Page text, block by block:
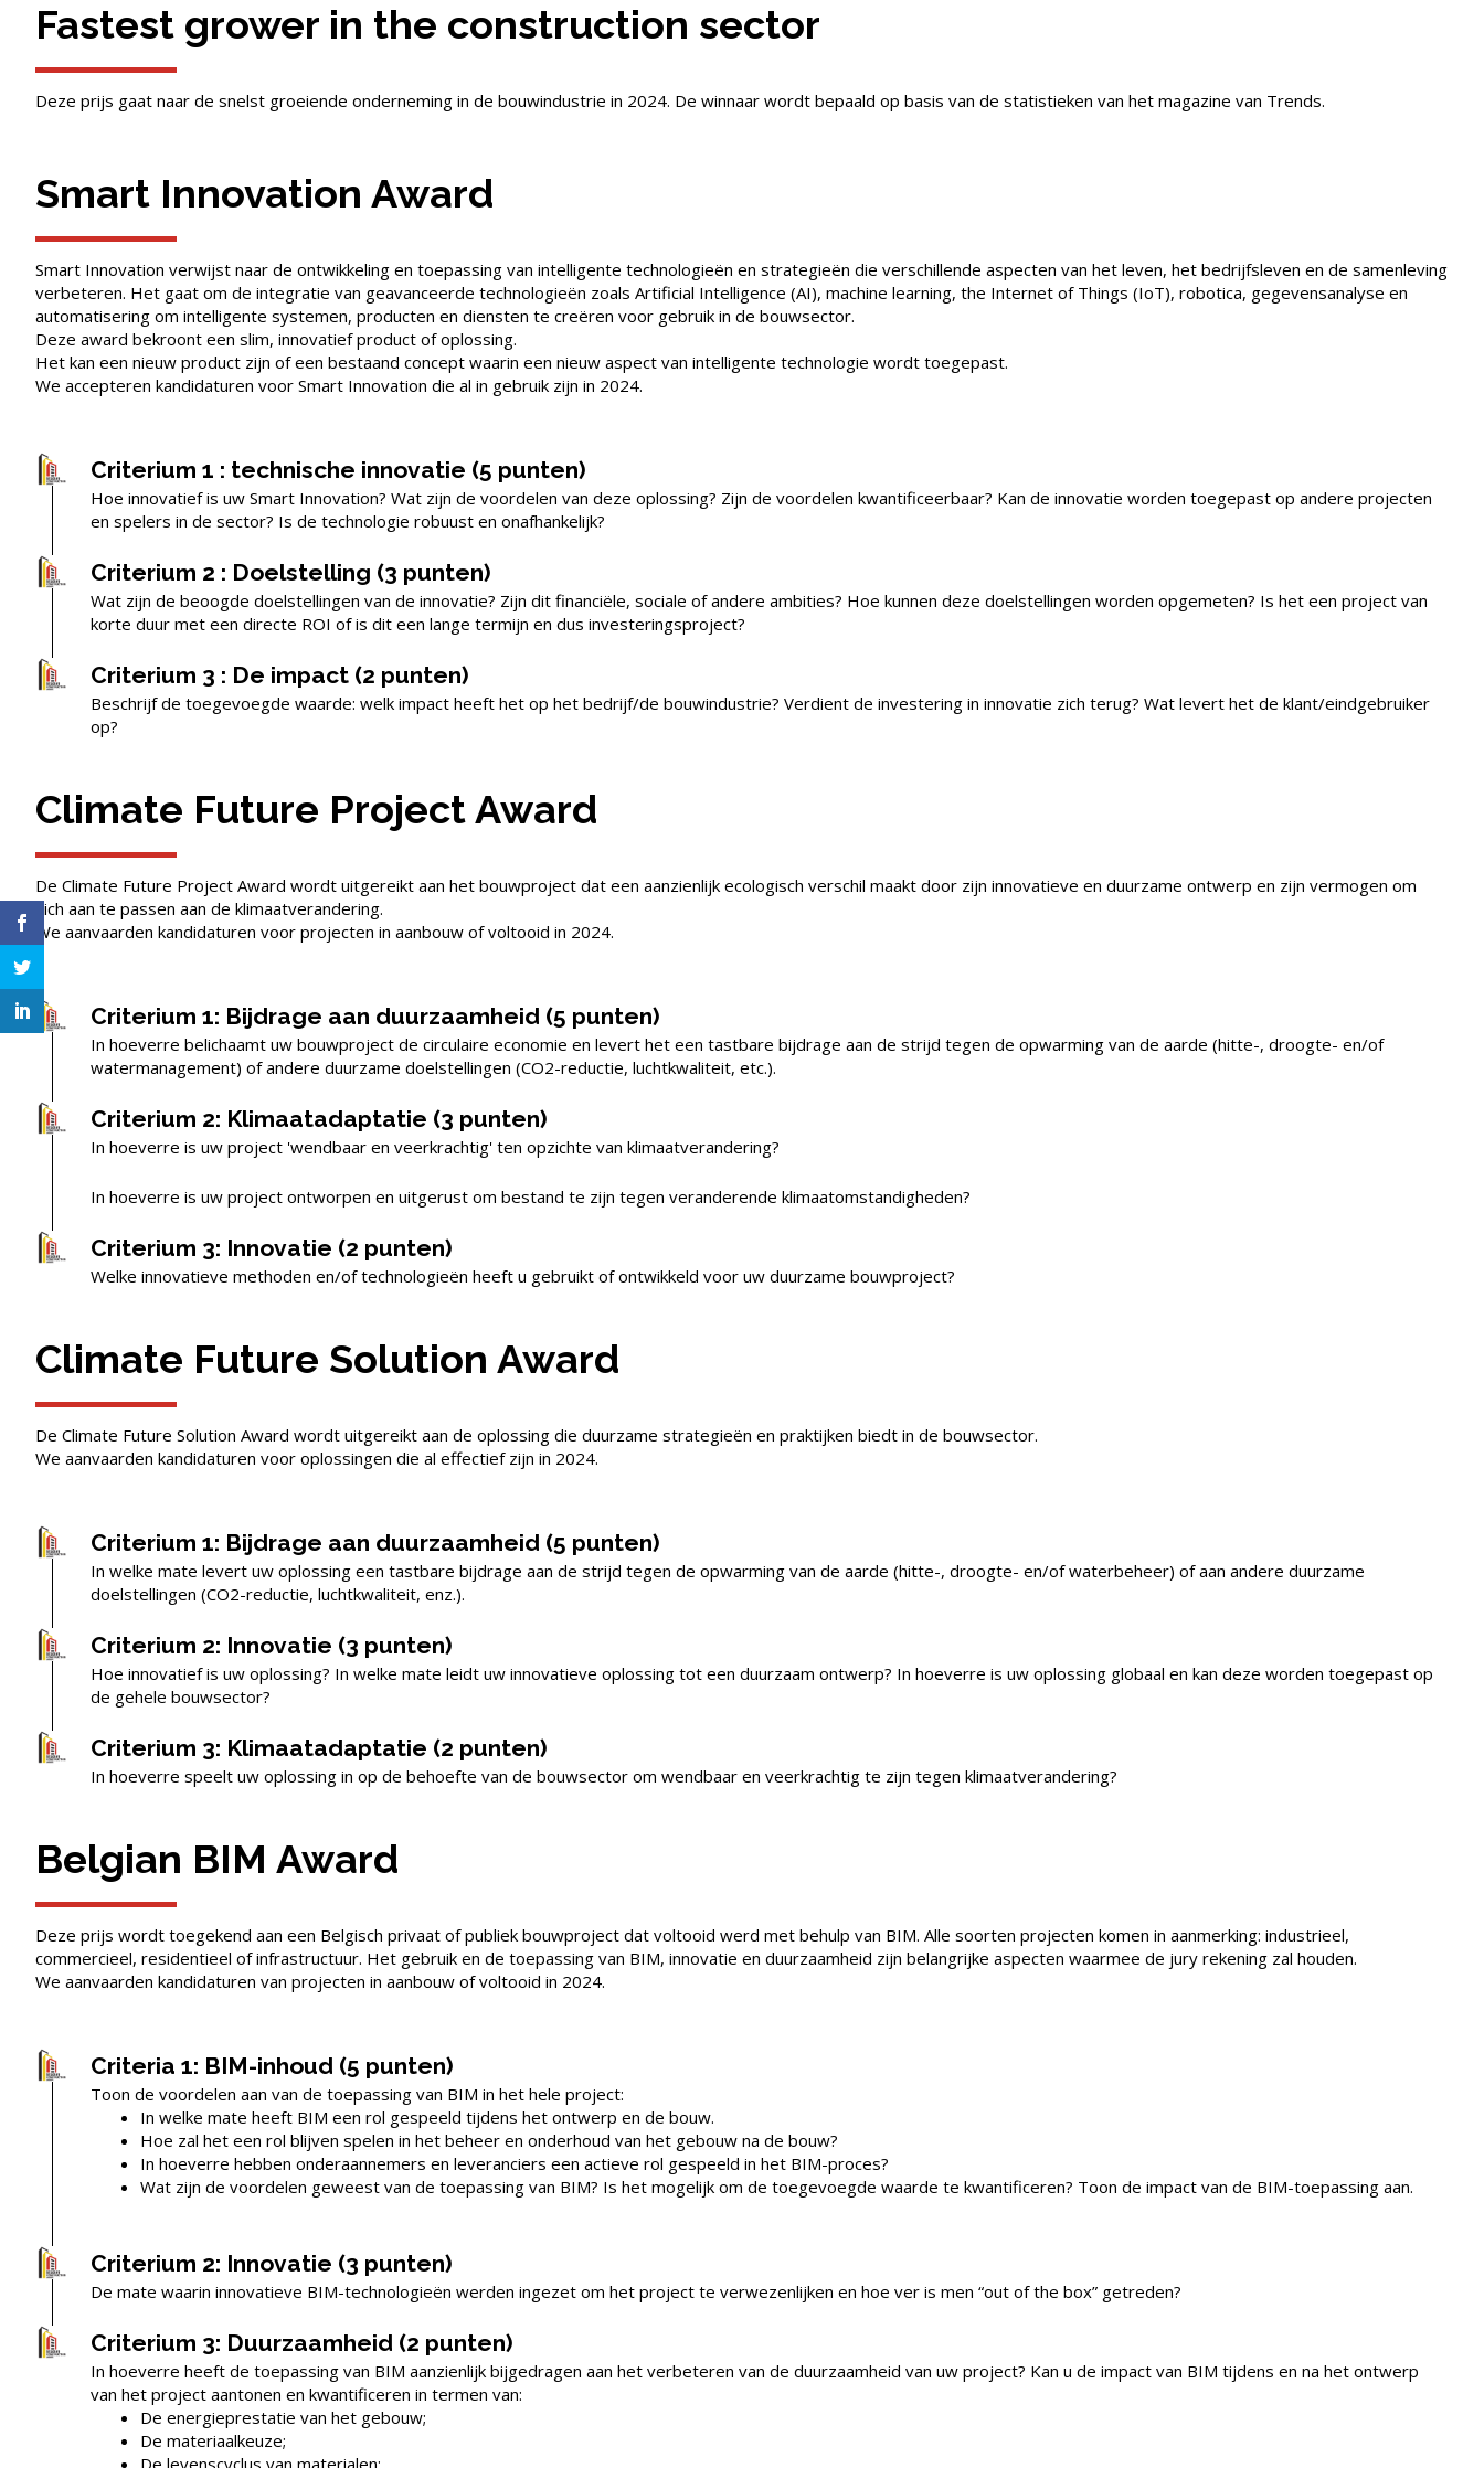
Fastest grower in the construction sector
Deze prijs gaat naar de snelst groeiende onderneming in de bouwindustrie in 2024. De winnaar wordt bepaald op basis van de statistieken van het magazine van Trends.
Smart Innovation Award
Smart Innovation verwijst naar de ontwikkeling en toepassing van intelligente technologieën en strategieën die verschillende aspecten van het leven, het bedrijfsleven en de samenleving
verbeteren. Het gaat om de integratie van geavanceerde technologieën zoals Artificial Intelligence (AI), machine learning, the Internet of Things (IoT), robotica, gegevensanalyse en
automatisering om intelligente systemen, producten en diensten te creëren voor gebruik in de bouwsector.
Deze award bekroont een slim, innovatief product of oplossing.
Het kan een nieuw product zijn of een bestaand concept waarin een nieuw aspect van intelligente technologie wordt toegepast.
We accepteren kandidaturen voor Smart Innovation die al in gebruik zijn in 2024.
Criterium 1 : technische innovatie (5 punten)
Hoe innovatief is uw Smart Innovation? Wat zijn de voordelen van deze oplossing? Zijn de voordelen kwantificeerbaar? Kan de innovatie worden toegepast op andere projecten
en spelers in de sector? Is de technologie robuust en onafhankelijk?
Criterium 2 : Doelstelling (3 punten)
Wat zijn de beoogde doelstellingen van de innovatie? Zijn dit financiële, sociale of andere ambities? Hoe kunnen deze doelstellingen worden opgemeten? Is het een project van
korte duur met een directe ROI of is dit een lange termijn en dus investeringsproject?
Criterium 3 : De impact (2 punten)
Beschrijf de toegevoegde waarde: welk impact heeft het op het bedrijf/de bouwindustrie? Verdient de investering in innovatie zich terug? Wat levert het de klant/eindgebruiker
op?
Climate Future Project Award
De Climate Future Project Award wordt uitgereikt aan het bouwproject dat een aanzienlijk ecologisch verschil maakt door zijn innovatieve en duurzame ontwerp en zijn vermogen om
zich aan te passen aan de klimaatverandering.
We aanvaarden kandidaturen voor projecten in aanbouw of voltooid in 2024.
Criterium 1: Bijdrage aan duurzaamheid (5 punten)
In hoeverre belichaamt uw bouwproject de circulaire economie en levert het een tastbare bijdrage aan de strijd tegen de opwarming van de aarde (hitte-, droogte- en/of
watermanagement) of andere duurzame doelstellingen (CO2-reductie, luchtkwaliteit, etc.).
Criterium 2: Klimaatadaptatie (3 punten)
In hoeverre is uw project 'wendbaar en veerkrachtig' ten opzichte van klimaatverandering?
In hoeverre is uw project ontworpen en uitgerust om bestand te zijn tegen veranderende klimaatomstandigheden?
Criterium 3: Innovatie (2 punten)
Welke innovatieve methoden en/of technologieën heeft u gebruikt of ontwikkeld voor uw duurzame bouwproject?
Climate Future Solution Award
De Climate Future Solution Award wordt uitgereikt aan de oplossing die duurzame strategieën en praktijken biedt in de bouwsector.
We aanvaarden kandidaturen voor oplossingen die al effectief zijn in 2024.
Criterium 1: Bijdrage aan duurzaamheid (5 punten)
In welke mate levert uw oplossing een tastbare bijdrage aan de strijd tegen de opwarming van de aarde (hitte-, droogte- en/of waterbeheer) of aan andere duurzame
doelstellingen (CO2-reductie, luchtkwaliteit, enz.).
Criterium 2: Innovatie (3 punten)
Hoe innovatief is uw oplossing? In welke mate leidt uw innovatieve oplossing tot een duurzaam ontwerp? In hoeverre is uw oplossing globaal en kan deze worden toegepast op
de gehele bouwsector?
Criterium 3: Klimaatadaptatie (2 punten)
In hoeverre speelt uw oplossing in op de behoefte van de bouwsector om wendbaar en veerkrachtig te zijn tegen klimaatverandering?
Belgian BIM Award
Deze prijs wordt toegekend aan een Belgisch privaat of publiek bouwproject dat voltooid werd met behulp van BIM. Alle soorten projecten komen in aanmerking: industrieel,
commercieel, residentieel of infrastructuur. Het gebruik en de toepassing van BIM, innovatie en duurzaamheid zijn belangrijke aspecten waarmee de jury rekening zal houden.
We aanvaarden kandidaturen van projecten in aanbouw of voltooid in 2024.
Criteria 1: BIM-inhoud (5 punten)
Toon de voordelen aan van de toepassing van BIM in het hele project:
In welke mate heeft BIM een rol gespeeld tijdens het ontwerp en de bouw.
Hoe zal het een rol blijven spelen in het beheer en onderhoud van het gebouw na de bouw?
In hoeverre hebben onderaannemers en leveranciers een actieve rol gespeeld in het BIM-proces?
Wat zijn de voordelen geweest van de toepassing van BIM? Is het mogelijk om de toegevoegde waarde te kwantificeren? Toon de impact van de BIM-toepassing aan.
Criterium 2: Innovatie (3 punten)
De mate waarin innovatieve BIM-technologieën werden ingezet om het project te verwezenlijken en hoe ver is men “out of the box” getreden?
Criterium 3: Duurzaamheid (2 punten)
In hoeverre heeft de toepassing van BIM aanzienlijk bijgedragen aan het verbeteren van de duurzaamheid van uw project? Kan u de impact van BIM tijdens en na het ontwerp
van het project aantonen en kwantificeren in termen van:
De energieprestatie van het gebouw;
De materiaalkeuze;
De levenscyclus van materialen;